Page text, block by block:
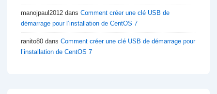
manojpaul2012 dans Comment créer une clé USB de
démarrage pour l’installation de CentOS 7
ranito80 dans Comment créer une clé USB de démarrage pour
l’installation de CentOS 7